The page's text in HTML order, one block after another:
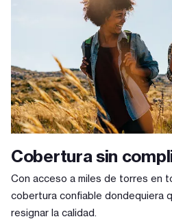
Cobertura sin
Con acceso a miles de torres en
cobertura confiable dondequiera
resignar la calidad.